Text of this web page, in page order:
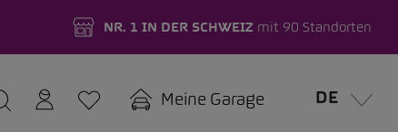
NR. 1 IN DER SCHWEIZmit 90 Standorten
Meine Garage DE